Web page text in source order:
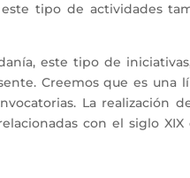
tipo de actividades
este tipo de
Creemos que es una
La realización
con el siglo